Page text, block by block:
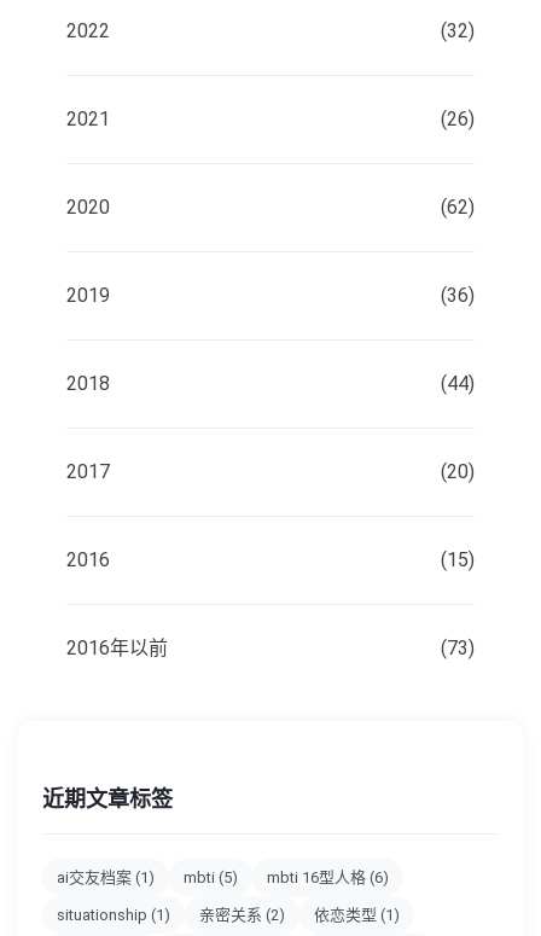
2022 (32)
2021 (26)
2020 (62)
2019 (36)
2018 (44)
2017 (20)
2016 (15)
2016年以前 (73)
近期文章标签
ai交友档案 (1) mbti (5) mbti 16型人格 (6)
situationship (1) 亲密关系 (2) 依恋类型 (1)